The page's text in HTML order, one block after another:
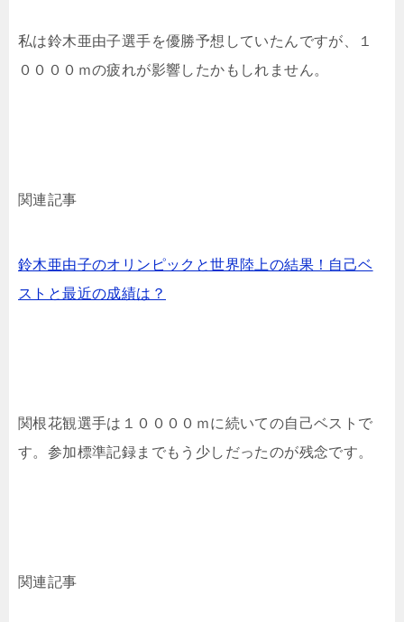
私は鈴木亜由子選手を優勝予想していたんですが、１
００００ｍの疲れが影響したかもしれません。
関連記事
鈴木亜由子のオリンピックと世界陸上の結果！自己ベ
ストと最近の成績は？
関根花観選手は１００００ｍに続いての自己ベストで
す。参加標準記録までもう少しだったのが残念です。
関連記事